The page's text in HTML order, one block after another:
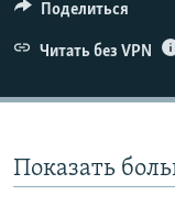
Поделиться
Читать без VPN
Показать